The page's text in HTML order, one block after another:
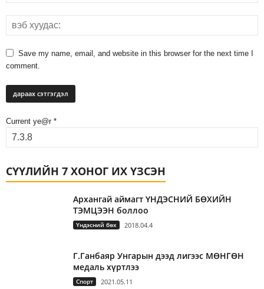
Save my name, email, and website in this browser for the next time I
comment.
Current ye@r *
СҮҮЛИЙН 7 ХОНОГ ИХ ҮЗСЭН
Архангай аймагт ҮНДЭСНИЙ БӨХИЙН
ТЭМЦЭЭН боллоо
Үндэсний бөх 2018.04.4
Г.Ганбаяр Унгарын дээд лигээс МӨНГӨН
медаль хүртлээ
Спорт 2021.05.11